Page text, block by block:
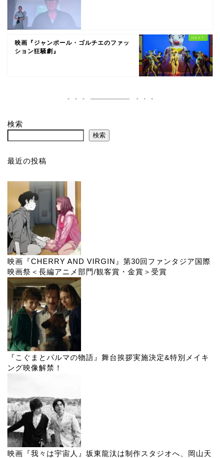
映画『ジャンポール・ゴルチエのファッ
ション狂騒劇』
検索
検索
最近の投稿
映画『CHERRY AND VIRGIN』第30回ファンタジア国際
映画祭＜長編アニメ部門/観客賞・金賞＞受賞
『こぐまとパルマの物語』舞台挨拶実施決定&特別メイキ
ング映像解禁！
映画『我々は宇宙人』坂東龍汰は制作スタジオへ、岡山天